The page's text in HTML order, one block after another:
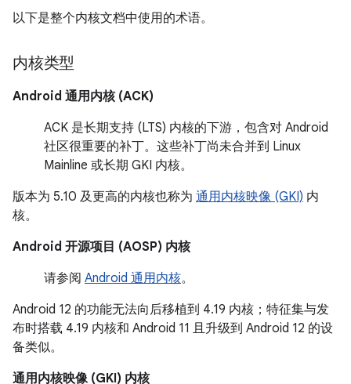
以下是整个内核文档中使用的术语。
内核类型
Android 通用内核 (ACK)
ACK 是长期支持 (LTS) 内核的下游，包含对 Android
社区很重要的补丁。这些补丁尚未合并到 Linux
Mainline 或长期 GKI 内核。
版本为 5.10 及更高的内核也称为 通用内核映像 (GKI) 内
核。
Android 开源项目 (AOSP) 内核
请参阅 Android 通用内核。
Android 12 的功能无法向后移植到 4.19 内核；特征集与发
布时搭载 4.19 内核和 Android 11 且升级到 Android 12 的设
备类似。
通用内核映像 (GKI) 内核